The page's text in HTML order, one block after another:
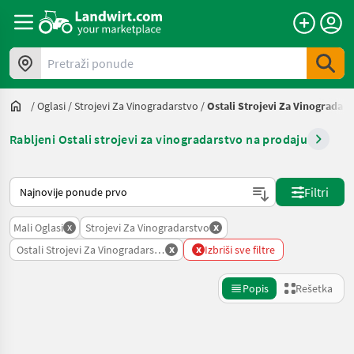
Pretraži ponude
/Oglasi /Strojevi Za Vinogradarstvo /Ostali Strojevi Za
Rabljeni Ostali strojevi za vinogradarstvo na prodaju
Tako se sortira na Landwirt.com
Filtri
Mali Oglasi x Strojevi Za Vinogradarstvo x
Ostali Strojevi Za Vinogradarstvox x Izbriši sve filtre
Popis Rešetka